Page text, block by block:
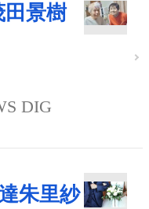
田景樹
DIG
朱里紗